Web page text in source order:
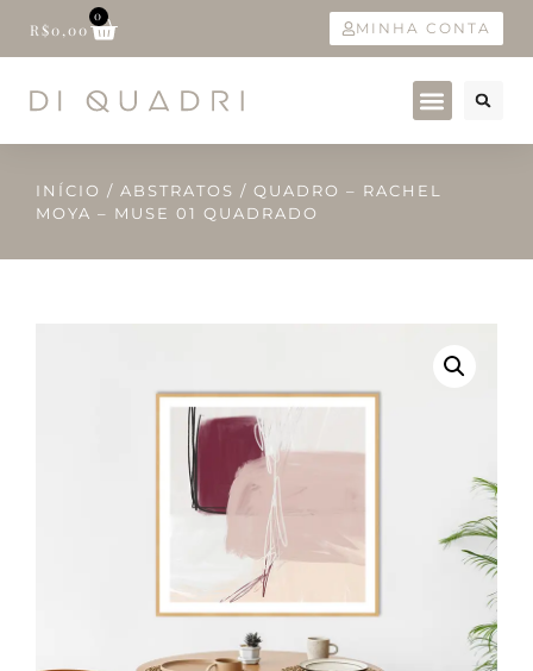
R$0,00
0
MINHA CONTA
INÍCIO / ABSTRATOS / QUADRO – RACHEL
MOYA – MUSE 01 QUADRADO